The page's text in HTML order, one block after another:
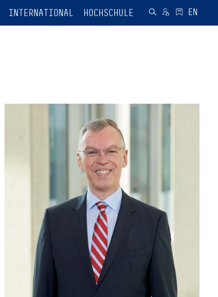
INTERNATIONAL HOCHSCHULE